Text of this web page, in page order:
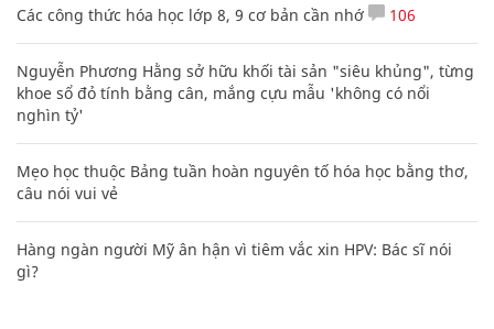
Các công thức hóa học lớp 8, 9 cơ bản cần nhớ 106
Nguyễn Phương Hằng sở hữu khối tài sản "siêu khủng", từng
khoe sổ đỏ tính bằng cân, mắng cựu mẫu 'không có nổi
nghìn tỷ'
Mẹo học thuộc Bảng tuần hoàn nguyên tố hóa học bằng thơ,
câu nói vui vẻ
Hàng ngàn người Mỹ ân hận vì tiêm vắc xin HPV: Bác sĩ nói
gì?